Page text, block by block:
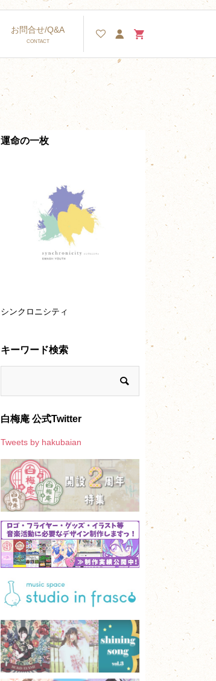
お問合せ/Q&A
運命の一枚
シンクロニシティ
キーワード検索
白梅庵 公式Twitter
Tweets by hakubaian